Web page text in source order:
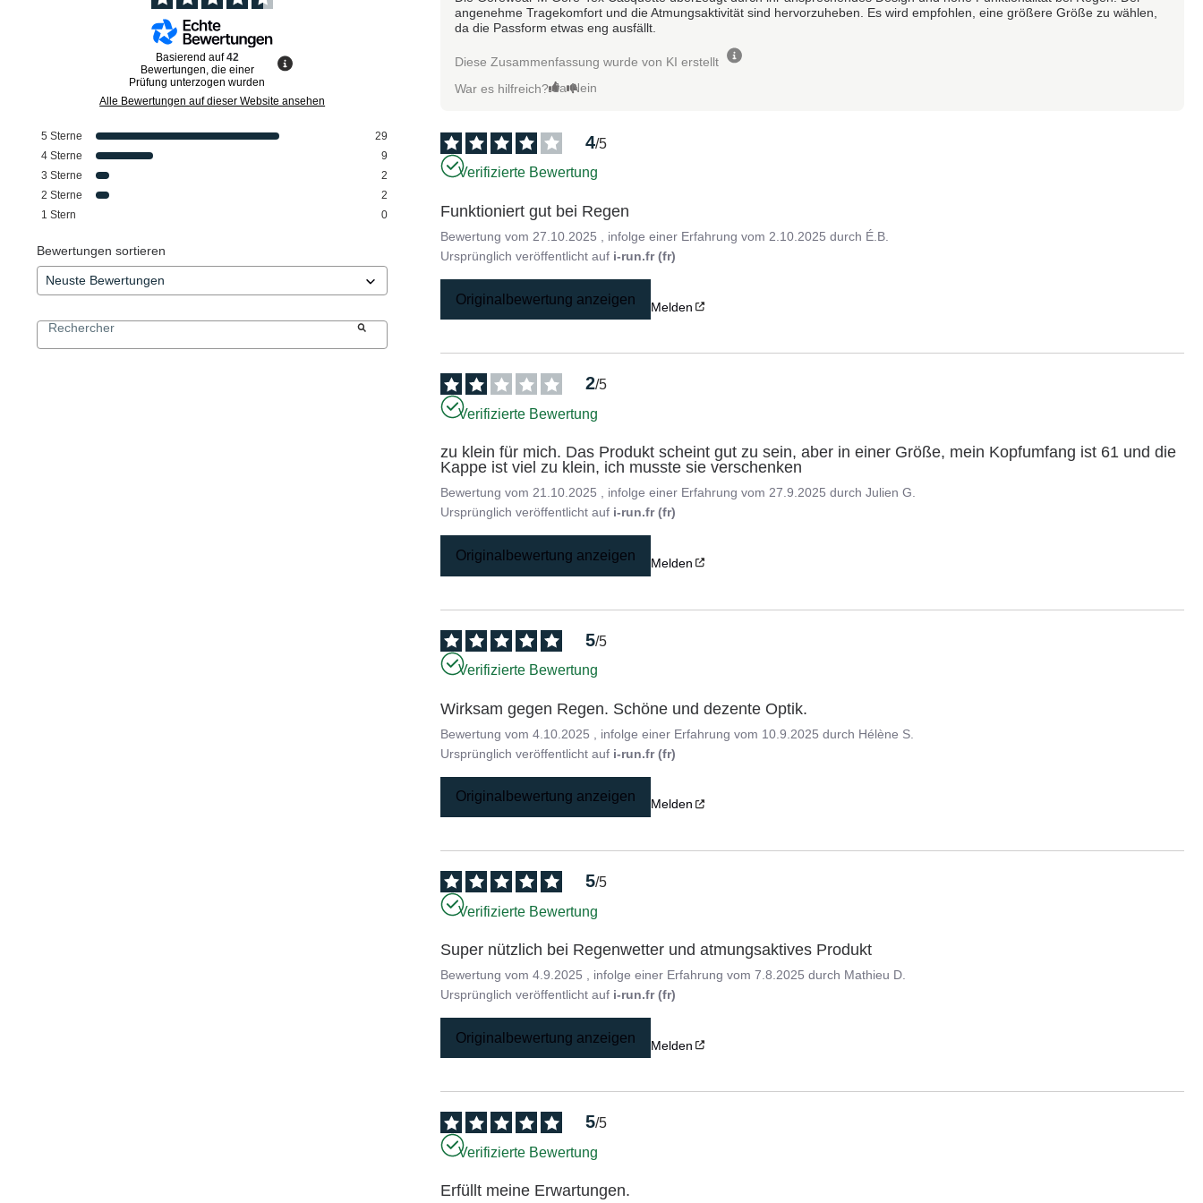
Basierend auf42
Bewertungen, die einer
Prüfung unterzogen wurden
Alle Bewertungen auf dieser Website ansehen
5 Sterne
29
4 Sterne
9
3 Sterne
2
2 Sterne
2
1 Stern 0
Bewertungen sortieren
angenehme Tragekomfort und die Atmungsaktivität sind hervorzuheben. Es wird empfohlen, eine größere Größe zu wählen,
da die Passform etwas eng ausfällt.
Diese Zusammenfassung wurde von KI erstellt
War es hilfreich? Ja Nein
4/5
Verifizierte Bewertung
Funktioniert gut bei Regen
Bewertung vom 27.10.2025 , infolge einer Erfahrung vom 2.10.2025 durch É.B.
Ursprünglich veröffentlicht auf i-run.fr (fr)
Originalbewertung anzeigen Melden
2/5
Verifizierte Bewertung
zu klein für mich. Das Produkt scheint gut zu sein, aber in einer Größe, mein Kopfumfang ist 61 und die
Kappe ist viel zu klein, ich musste sie verschenken
Bewertung vom21.10.2025 , infolge einer Erfahrung vom27.9.2025 durchJulien G.
Ursprünglich veröffentlicht auf i-run.fr (fr)
Originalbewertung anzeigen Melden
5/5
Verifizierte Bewertung
Wirksam gegen Regen. Schöne und dezente Optik.
Bewertung vom4.10.2025 , infolge einer Erfahrung vom 10.9.2025 durch Hélène S.
Ursprünglich veröffentlicht auf i-run.fr (fr)
Originalbewertung anzeigen Melden
5/5
Verifizierte Bewertung
Super nützlich bei Regenwetter und atmungsaktives Produkt
Bewertung vom4.9.2025 , infolge einer Erfahrung vom7.8.2025 durch Mathieu D.
Ursprünglich veröffentlicht auf i-run.fr (fr)
Originalbewertung anzeigen Melden
5/5
Verifizierte Bewertung
Erfüllt meine Erwartungen.